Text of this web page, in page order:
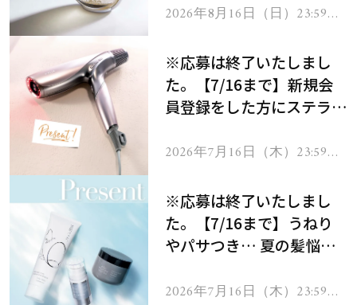
2026年8月16日（日）23:59ま
※応募は終了いたしまし
た。【7/16まで】新規会
員登録をした方にステラボ
ヘアドライヤー ジュエル
2026年7月16日（木）23:59ま
※応募は終了いたしまし
た。【7/16まで】うねり
やパサつき… 夏の髪悩み
ムを13名様にプレゼン
2026年7月16日（木）23:59ま